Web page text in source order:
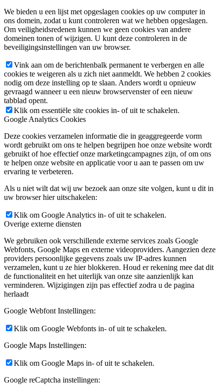
We bieden u een lijst met opgeslagen cookies op uw computer in
ons domein, zodat u kunt controleren wat we hebben opgeslagen.
Om veiligheidsredenen kunnen we geen cookies van andere
domeinen tonen of wijzigen. U kunt deze controleren in de
beveiligingsinstellingen van uw browser.
Vink aan om de berichtenbalk permanent te verbergen en alle
cookies te weigeren als u zich niet aanmeldt. We hebben 2 cookies
nodig om deze instelling op te slaan. Anders wordt u opnieuw
gevraagd wanneer u een nieuw browservenster of een nieuw
tabblad opent.
Klik om essentiële site cookies in- of uit te schakelen.
Google Analytics Cookies
Deze cookies verzamelen informatie die in geaggregeerde vorm
wordt gebruikt om ons te helpen begrijpen hoe onze website wordt
gebruikt of hoe effectief onze marketingcampagnes zijn, of om ons
te helpen onze website en applicatie voor u aan te passen om uw
ervaring te verbeteren.
Als u niet wilt dat wij uw bezoek aan onze site volgen, kunt u dit in
uw browser hier uitschakelen:
Klik om Google Analytics in- of uit te schakelen.
Overige externe diensten
We gebruiken ook verschillende externe services zoals Google
Webfonts, Google Maps en externe videoproviders. Aangezien deze
providers persoonlijke gegevens zoals uw IP-adres kunnen
verzamelen, kunt u ze hier blokkeren. Houd er rekening mee dat dit
de functionaliteit en het uiterlijk van onze site aanzienlijk kan
verminderen. Wijzigingen zijn pas effectief zodra u de pagina
herlaadt
Google Webfont Instellingen:
Klik om Google Webfonts in- of uit te schakelen.
Google Maps Instellingen:
Klik om Google Maps in- of uit te schakelen.
Google reCaptcha instellingen: